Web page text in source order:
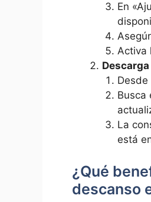
En
Activa
Busca
La
está
¿Qué
descanso